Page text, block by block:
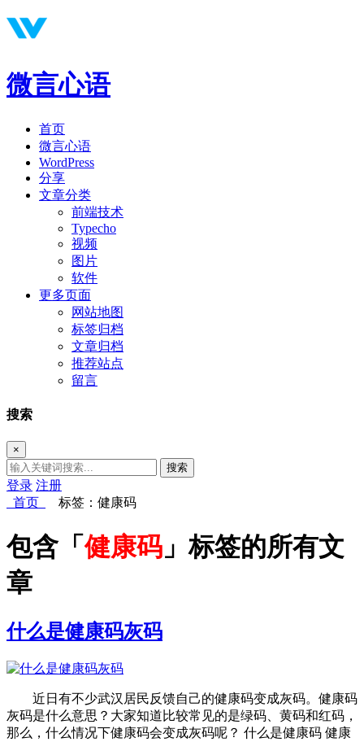
微言心语
首页
微言心语
WordPress
分享
文章分类
前端技术
Typecho
视频
图片
软件
更多页面
网站地图
标签归档
文章归档
推荐站点
留言
搜索
×
搜索
登录 注册
首页
标签：健康码
包含「健康码 」标签的所有文
章
什么是健康码灰码
近日有不少武汉居民反馈自己的健康码变成灰码。健康码
灰码是什么意思？大家知道比较常见的是绿码、黄码和红码，
那么，什么情况下健康码会变成灰码呢？ 什么是健康码 健康